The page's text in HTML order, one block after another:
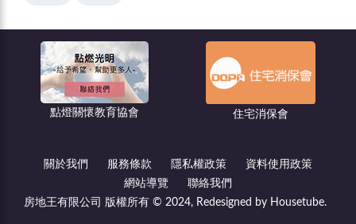
關於我們 服務條款 隱私權政策
資料使用政策
網站導覽
聯絡我們
房地王有限公司 版權所有 © 2024, Redesigned by Housetube.